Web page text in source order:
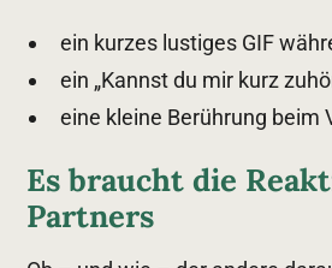
ein kurzes lustiges GIF
ein „Kannst du mir kurz
eine kleine Berührung beim
Es braucht die
Partners